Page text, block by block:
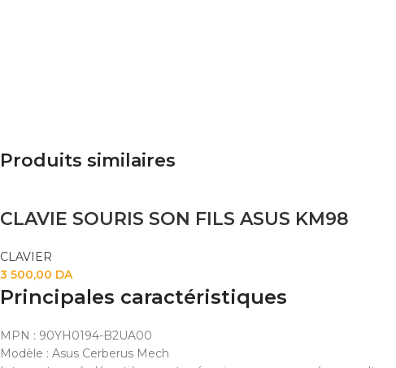
Produits similaires
CLAVIE SOURIS SON FILS ASUS KM98
CLAVIER
3 500,00 DA
Principales caractéristiques
MPN : 90YH0194-B2UA00
Modèle : Asus Cerberus Mech